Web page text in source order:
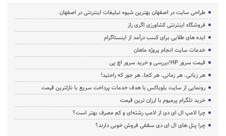
طراحی سایت در اصفهان بهترین شیوه تبلیغات اینترنتی در اصفهان
فروشگاه اینترنتی کشاورزی اگری راز
ایده های طلایی برای کسب درآمد از اینستاگرام
خدمات سایت انجام پروژه ماهان
قیمت سرور HP/بررسی و خرید سرور اچ پی
هر زبانی، هر زمانی، هر کجا، هر جور که راحتید!
رونمایی از سایت بلوباکس با هدف خدمات پرداخت سریع با نازلترین قیمت
خرید تلگرام پرمیوم با ارزان ترین قیمت
چرا لامپ ال ای دی از لامپ رشته‌ای و کم مصرف بهتر است؟
چرا پنل های ال ای دی سقفی فروش خوبی دارند؟